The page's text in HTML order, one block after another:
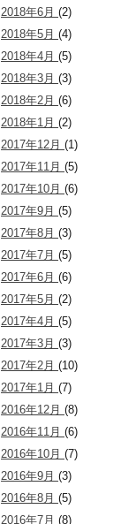
2018年6月 (2)
2018年5月 (4)
2018年4月 (5)
2018年3月 (3)
2018年2月 (6)
2018年1月 (2)
2017年12月 (1)
2017年11月 (5)
2017年10月 (6)
2017年9月 (5)
2017年8月 (3)
2017年7月 (5)
2017年6月 (6)
2017年5月 (2)
2017年4月 (5)
2017年3月 (3)
2017年2月 (10)
2017年1月 (7)
2016年12月 (8)
2016年11月 (6)
2016年10月 (7)
2016年9月 (3)
2016年8月 (5)
2016年7月 (8)